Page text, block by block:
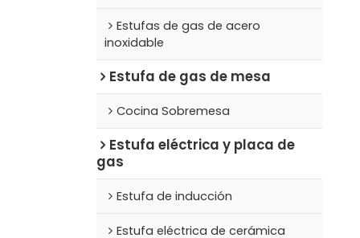
Estufas de gas de acero
inoxidable
Estufa de gas de mesa
Cocina Sobremesa
Estufa eléctrica y placa de
gas
Estufa de inducción
Estufa eléctrica de cerámica